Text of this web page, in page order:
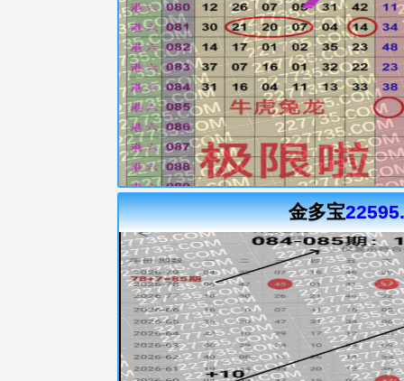
金多宝